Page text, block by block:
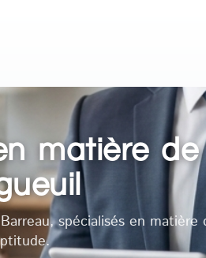
matière
spécialisés en matière